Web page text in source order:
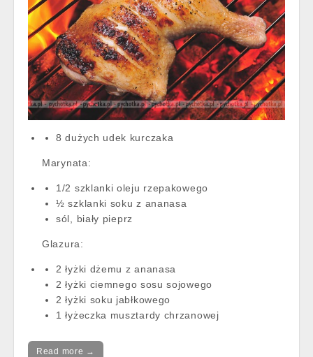
8 dużych udek kurczaka
Marynata:
1/2 szklanki oleju rzepakowego
½ szklanki soku z ananasa
sól, biały pieprz
Glazura:
2 łyżki dżemu z ananasa
2 łyżki ciemnego sosu sojowego
2 łyżki soku jabłkowego
1 łyżeczka musztardy chrzanowej
Read more →